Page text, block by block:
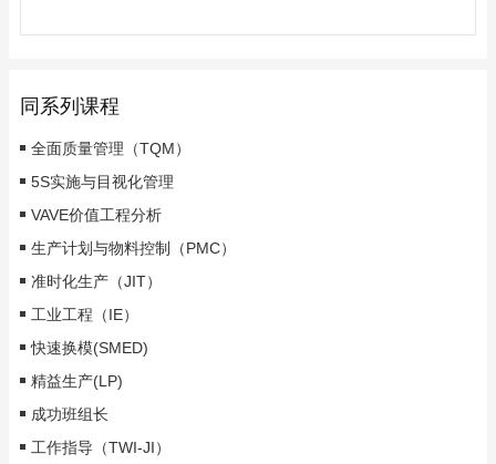
同系列课程
全面质量管理（TQM）
5S实施与目视化管理
VAVE价值工程分析
生产计划与物料控制（PMC）
准时化生产（JIT）
工业工程（IE）
快速换模(SMED)
精益生产(LP)
成功班组长
工作指导（TWI-JI）